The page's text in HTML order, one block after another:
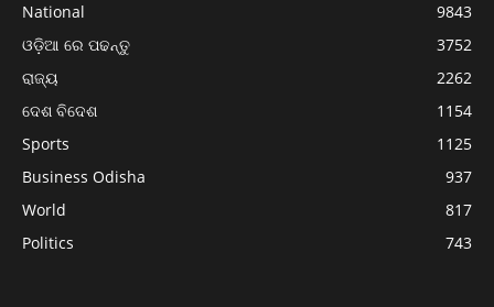
National
9843
ଓଡ଼ିଆ ରେ ପଢନ୍ତୁ
3752
ରାଜ୍ୟ
2262
ଦେଶ ବିଦେଶ
1154
Sports
1125
Business Odisha
937
World
817
Politics
743